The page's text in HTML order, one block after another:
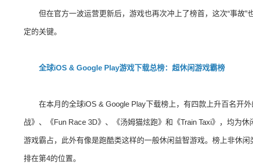
但在官方一波运营更新后，游戏也再次冲上了榜首，这次“事故
定的关键。
全球iOS & Google Play游戏下载总榜：超休闲游戏霸榜
在本月的全球iOS & Google Play下载榜上，有四款上升百名开
战》、《Fun Race 3D》、《汤姆猫炫跑》和《Train Taxi》，均为
游戏霸占，此外有像是跑酷类这样的一般休闲益智游戏。榜上非休
排在第4的位置。